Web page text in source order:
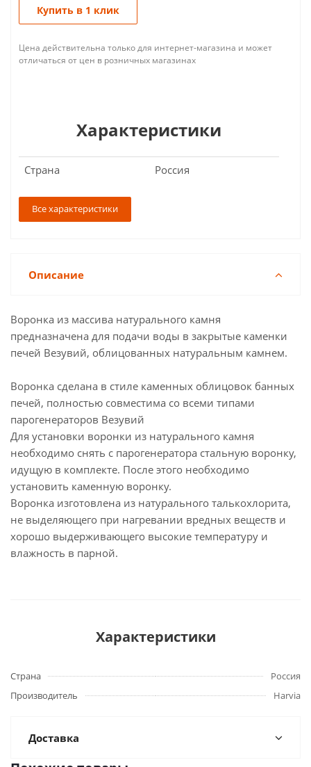
Купить в 1 клик
Цена действительна только для интернет-магазина и может
отличаться от цен в розничных магазинах
Характеристики
Страна Россия
Все характеристики
Описание
Воронка из массива натурального камня
предназначена для подачи воды в закрытые каменки
печей Везувий, облицованных натуральным камнем.
Воронка сделана в стиле каменных облицовок банных
печей, полностью совместима со всеми типами
парогенераторов Везувий
Для установки воронки из натурального камня
необходимо снять с парогенератора стальную воронку,
идущую в комплекте. После этого необходимо
установить каменную воронку.
Воронка изготовлена из натурального талькохлорита,
не выделяющего при нагревании вредных веществ и
хорошо выдерживающего высокие температуру и
влажность в парной.
Характеристики
Страна
Россия
Производитель
Harvia
Доставка